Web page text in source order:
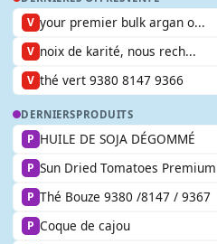
V your premier bulk argan o...
V noix de karité, nous rech...
V thé vert 9380 8147 9366
DERNIERSPRODUITS
P HUILE DE SOJA DÉGOMMÉ
P Sun Dried Tomatoes
P Thé Bouze 9380 /8147 / 9367
P Coque de cajou